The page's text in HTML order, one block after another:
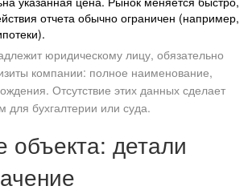
отчета обычно ограничен (например,
юридическому лицу, обязательно
компании: полное наименование,
Отсутствие этих данных сделает
для бухгалтерии или суда.
объекта: детали